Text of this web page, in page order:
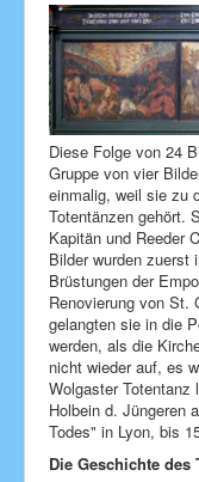
Veranstaltungen
Gemeindebrief
Kirchenmusik
Senioren
Kinder & Jugend
Kita Arche
Evang. Schule
Eine-Welt-Laden
Kirchen
Amtshandlungen
Förderverein
Seelsorge
Diese Folge von 24
Gruppe von vier
einmalig, weil sie zu
Totentänzen gehört.
Kapitän und Reeder
Bilder wurden zuerst
Brüstungen der
Renovierung von St.
gelangten sie in die
werden, als die
nicht wieder auf, es
Wolgaster Totentanz
Holbein d. Jüngeren
Todes" in Lyon, bis
Die Geschichte des